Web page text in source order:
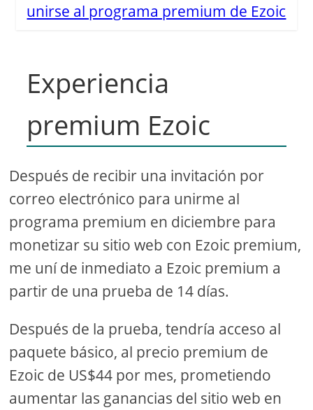
unirse al programa premium de Ezoic
Experiencia
premium Ezoic
Después de recibir una invitación por
correo electrónico para unirme al
programa premium en diciembre para
monetizar su sitio web con Ezoic premium,
me uní de inmediato a Ezoic premium a
partir de una prueba de 14 días.
Después de la prueba, tendría acceso al
paquete básico, al precio premium de
Ezoic de US$44 por mes, prometiendo
aumentar las ganancias del sitio web en